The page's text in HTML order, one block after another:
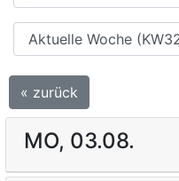
« zurück
MO, 03.08.